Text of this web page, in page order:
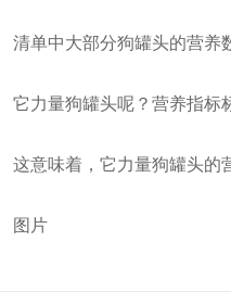
清单中大部分狗罐头的营养
它力量狗罐头呢？营养指标
这意味着，它力量狗罐头的
图片